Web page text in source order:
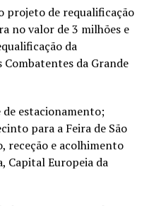
projeto de requalificação
no valor de 3 milhões e
da
da Grande
de estacionamento;
para a Feira de São
receção e acolhimento
Capital Europeia da